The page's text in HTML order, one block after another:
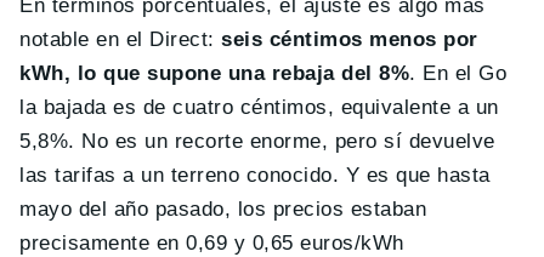
En términos porcentuales, el ajuste es algo más
notable en el Direct:seis céntimos menos por
kWh, lo que supone una rebaja del 8%. En el Go
la bajada es de cuatro céntimos, equivalente a un
5,8%. No es un recorte enorme, pero sí devuelve
las tarifas a un terreno conocido. Y es que hasta
mayo del año pasado, los precios estaban
precisamente en 0,69 y 0,65 euros/kWh